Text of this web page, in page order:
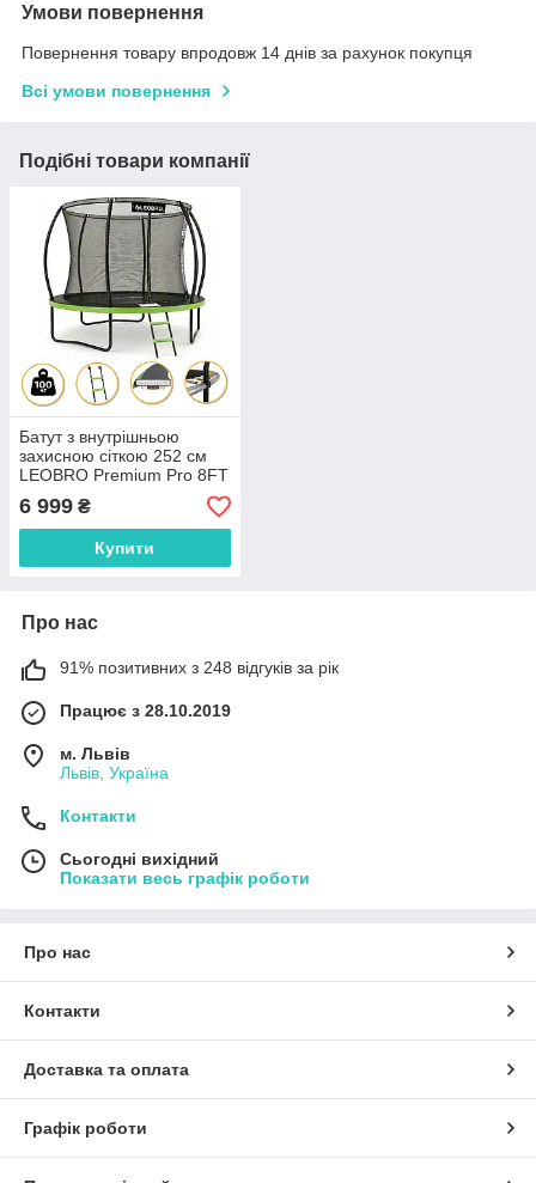
Умови повернення
Повернення товару впродовж 14 днів за рахунок покупця
Всі умови повернення
Подібні товари компанії
Батут з внутрішньою
захисною сіткою 252 см
LEOBRO Premium Pro 8FT
GREEN (LB-1099)
6 999 ₴
Купити
Про нас
91% позитивних з 248 відгуків за рік
Працює з 28.10.2019
м. Львів
Львів, Україна
Контакти
Сьогодні вихідний
Показати весь графік роботи
Про нас
Контакти
Доставка та оплата
Графік роботи